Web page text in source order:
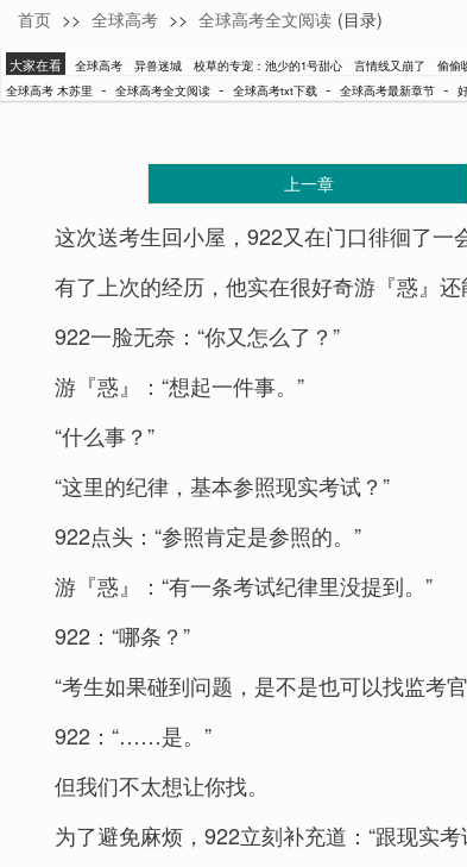
木苏里
首页 >> 全球高考 >> 全球高考全文阅读 (目录)
大家在看 全球高考 异兽迷城 校草的专宠：池少的1号甜心 言情线又崩了 偷偷
全球高考 木苏里 - 全球高考全文阅读 - 全球高考txt下载 - 全球高考最新章节 -
上一章
这次送考生回小屋，922又在门口徘徊了一
有了上次的经历，他实在很好奇游『惑』
922一脸无奈：“你又怎么了？”
游『惑』：“想起一件事。”
“什么事？”
“这里的纪律，基本参照现实考试？”
922点头：“参照肯定是参照的。”
游『惑』：“有一条考试纪律里没提到。”
922：“哪条？”
“考生如果碰到问题，是不是也可以找监考
922：“……是。”
但我们不太想让你找。
为了避免麻烦，922立刻补充道：“跟现实